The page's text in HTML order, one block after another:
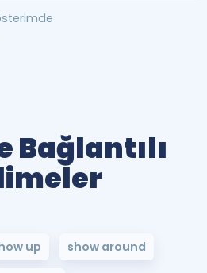
Bağlantılı
up show around